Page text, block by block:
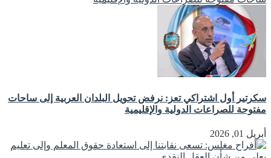
سكرتير أول اشتراكي تعز: نرفض تحويل البلدان العربية إلى ساحات
مفتوحة للصراعات الدولية والإقليمية
أبريل 01, 2026